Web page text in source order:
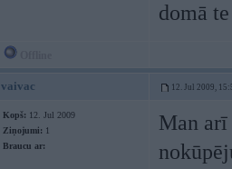
domā
vaivac 12. Jul 2009,
Kopš: 12. Jul 2009
Ziņojumi: 1
Braucu ar:
Man